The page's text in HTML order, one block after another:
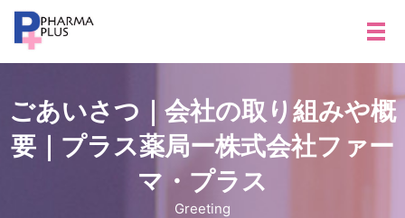
メ
ごあいさつ｜会社の取り組みや概
要｜プラス薬局ー株式会社ファー
マ・プラス
Greeting